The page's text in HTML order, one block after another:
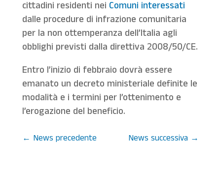
cittadini residenti nei Comuni interessati
dalle procedure di infrazione comunitaria
per la non ottemperanza dell’Italia agli
obblighi previsti dalla direttiva 2008/50/CE.
Entro l’inizio di febbraio dovrà essere
emanato un decreto ministeriale definite le
modalità e i termini per l’ottenimento e
l’erogazione del beneficio.
← News precedente News successiva →